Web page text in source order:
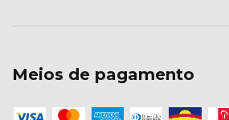
Meios de pagamento